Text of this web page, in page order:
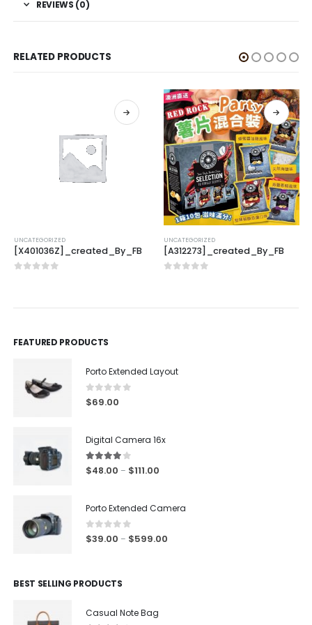
REVIEWS (0)
RELATED PRODUCTS
UNCATEGORIZED
[X401036Z]_created_By_FB
UNCATEGORIZED
[A312273]_created_By_FB
FEATURED PRODUCTS
Porto Extended Layout
0out of 5
$69.00
Digital Camera 16x
4.00out of 5
$48.00 – $111.00
Porto Extended Camera
0 out of 5
$39.00 – $599.00
BEST SELLING PRODUCTS
Casual Note Bag